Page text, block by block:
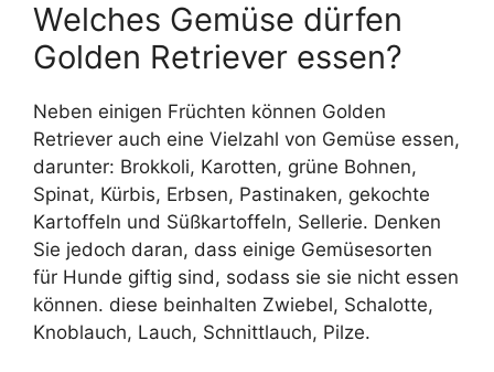
Welches Gemüse dürfen
Golden Retriever essen?
Neben einigen Früchten können Golden
Retriever auch eine Vielzahl von Gemüse essen,
darunter: Brokkoli, Karotten, grüne Bohnen,
Spinat, Kürbis, Erbsen, Pastinaken, gekochte
Kartoffeln und Süßkartoffeln, Sellerie. Denken
Sie jedoch daran, dass einige Gemüsesorten
für Hunde giftig sind, sodass sie sie nicht essen
können. diese beinhalten Zwiebel, Schalotte,
Knoblauch, Lauch, Schnittlauch, Pilze.